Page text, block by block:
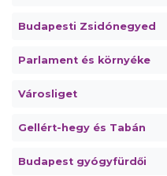
Budapesti Zsidónegyed
Parlament és környéke
Városliget
Gellért-hegy és Tabán
Budapest gyógyfürdői